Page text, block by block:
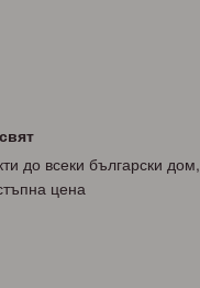
до всеки български дом,
цена